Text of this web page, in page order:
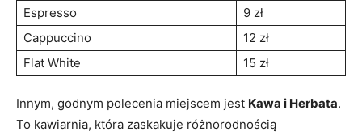
Espresso
9 zł
Cappuccino
12 zł
Flat White
15 zł
Innym, godnym polecenia miejscem jest Kawa i Herbata.
To kawiarnia, która zaskakuje różnorodnością